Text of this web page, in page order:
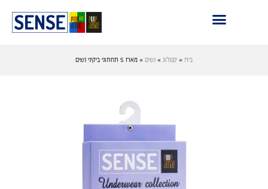
בית » קטלוג » נשים » מארז 5 תחתוני ביקיני נשים